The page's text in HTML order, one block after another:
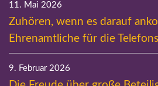
11. Mai 2026
Zuhören, wenn es darauf
Ehrenamtliche für die
9. Februar 2026